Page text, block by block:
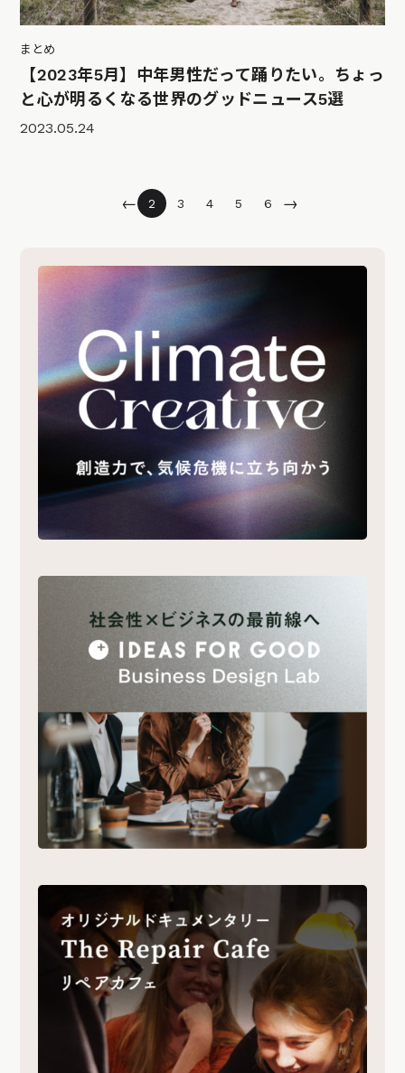
まとめ
【2023年5月】中年男性だって踊りたい。ちょっ
と心が明るくなる世界のグッドニュース5選
2023.05.24
← 2 3 4 5 6 →